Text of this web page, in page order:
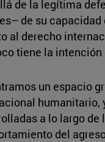
de la legítima
de su capacidad
al derecho
tiene la intención
un espacio
humanitario,
a lo largo
del